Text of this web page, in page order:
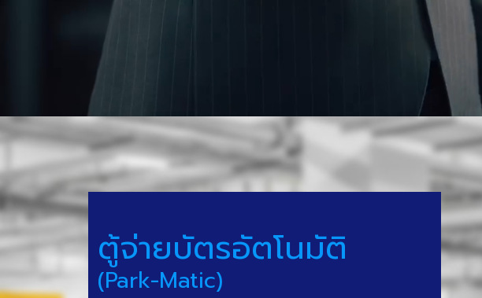
ตู้จ่ายบัตรอัตโนมัติ
(Park-Matic)